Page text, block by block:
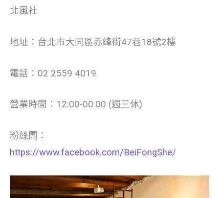
北風社
地址：台北市大同區赤峰街47巷18號2樓
電話：02 2559 4019
營業時間：12:00-00:00 (週三休)
粉絲團：
https://www.facebook.com/BeiFongShe/